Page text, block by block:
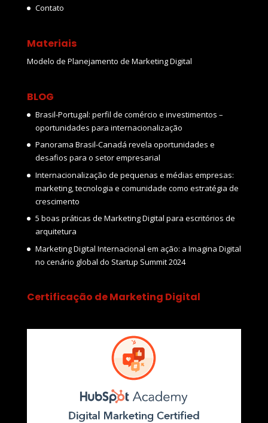
Contato
Materiais
Modelo de Planejamento de Marketing Digital
BLOG
Brasil-Portugal: perfil de comércio e investimentos –
oportunidades para internacionalização
Panorama Brasil-Canadá revela oportunidades e
desafios para o setor empresarial
Internacionalização de pequenas e médias empresas:
marketing, tecnologia e comunidade como estratégia de
crescimento
5 boas práticas de Marketing Digital para escritórios de
arquitetura
Marketing Digital Internacional em ação: a Imagina Digital
no cenário global do Startup Summit 2024
Certificação de Marketing Digital